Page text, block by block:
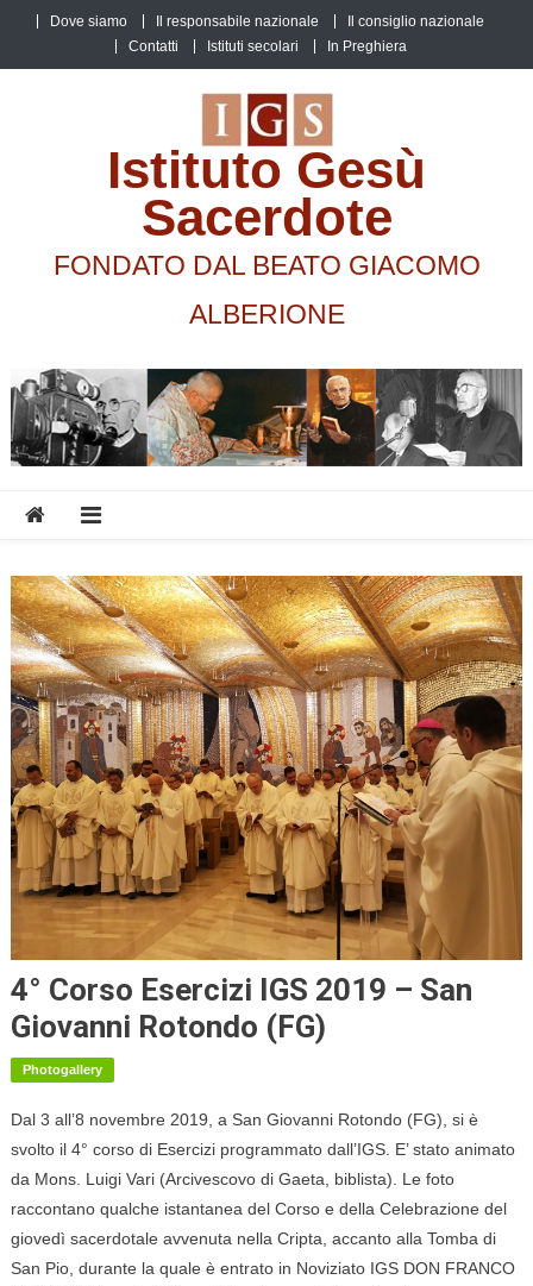
content
Dove siamo Il responsabile nazionale
Il consiglio nazionale
Contatti
Istituti secolari In Preghiera
Istituto Gesù
Sacerdote
FONDATO DAL BEATO GIACOMO
ALBERIONE
4° Corso Esercizi IGS 2019 – San
Giovanni Rotondo (FG)
Photogallery
Dal 3 all’8 novembre 2019, a San Giovanni Rotondo (FG), si è
svolto il 4° corso di Esercizi programmato dall’IGS. E’ stato animato
da Mons. Luigi Vari (Arcivescovo di Gaeta, biblista). Le foto
raccontano qualche istantanea del Corso e della Celebrazione del
giovedì sacerdotale avvenuta nella Cripta, accanto alla Tomba di
San Pio, durante la quale è entrato in Noviziato IGS DON FRANCO